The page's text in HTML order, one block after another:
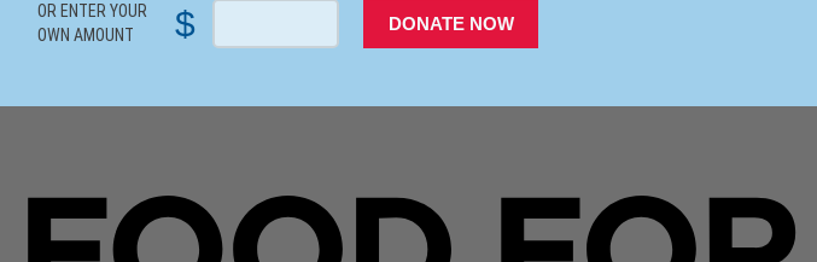
OR ENTER YOUR
OWN AMOUNT
$ DONATE NOW